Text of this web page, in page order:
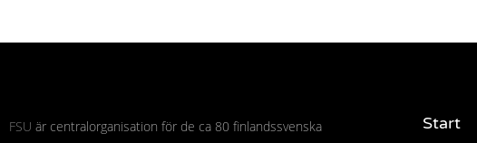
FSU är centralorganisation för de ca 80 finlandssvenska
Start